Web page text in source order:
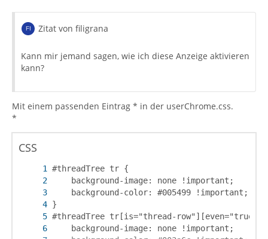
Zitat von filigrana
Kann mir jemand sagen, wie ich diese Anzeige aktivieren
kann?
Mit einem passenden Eintrag * in der userChrome.css.
*
CSS